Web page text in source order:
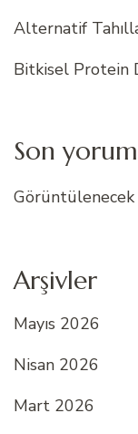
Alternatif
Bitkisel Protein
Son
Arşivler
Mayıs 2026
Nisan 2026
Mart 2026